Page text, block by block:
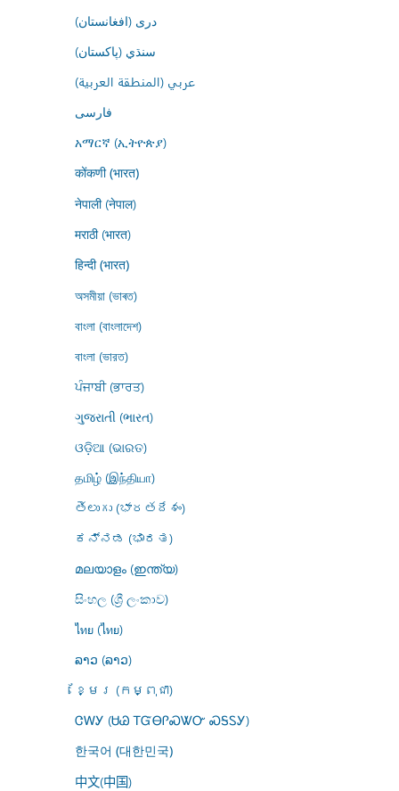
درى (افغانستان)
سنڌي (پاکستان)
عربي (المنطقة العربية)
فارسى
አማርኛ (ኢትዮጵያ)
कोंकणी (भारत)
नेपाली (नेपाल)
मराठी (भारत)
हिन्दी (भारत)
অসমীয়া (ভাৰত)
বাংলা (বাংলাদেশ)
বাংলা (ভারত)
ਪੰਜਾਬੀ (ਭਾਰਤ)
ગુજરાતી (ભારત)
ଓଡ଼ିଆ (ଭାରତ)
தமிழ் (இந்தியா)
తెలుగు (భారతదేశం)
ಕನ್ನಡ (ಭಾರತ)
മലയാളം (ഇന്ത്യ)
සිංහල (ශ්‍රී ලංකාව)
ไทย (ไทย)
ລາວ (ລາວ)
ខ្មែរ (កម្ពុជា)
ᏣᎳᎩ (ᏌᏊ ᎢᏳᎾᎵᏍᏔᏅ ᏍᎦᏚᎩ)
한국어 (대한민국)
中文(中国)